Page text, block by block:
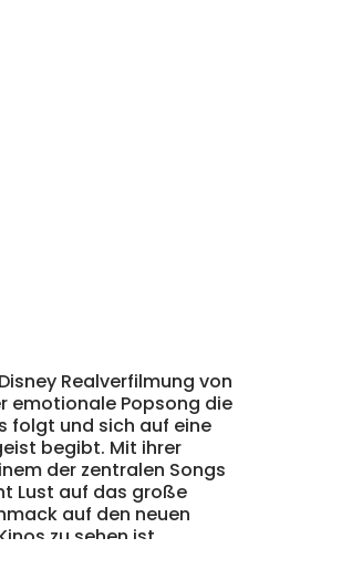
Realverfilmung von
emotionale Popsong die
folgt und sich auf eine
begibt. Mit ihrer
der zentralen Songs
Lust auf das große
auf den neuen
zu sehen ist.